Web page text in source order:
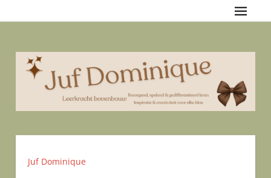
to
{Bewegend, spelend & gedifferentieerd leren — Inspiratie &
Juf Dominique